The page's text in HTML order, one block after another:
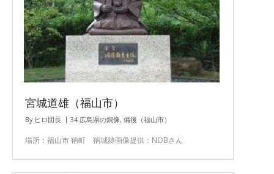
宮城道雄（福山市）
By ヒロ団長 34.広島県の銅像, 備後（福山市）
場所：福山市 鞆町 鞆城跡画像提供：NOBさん